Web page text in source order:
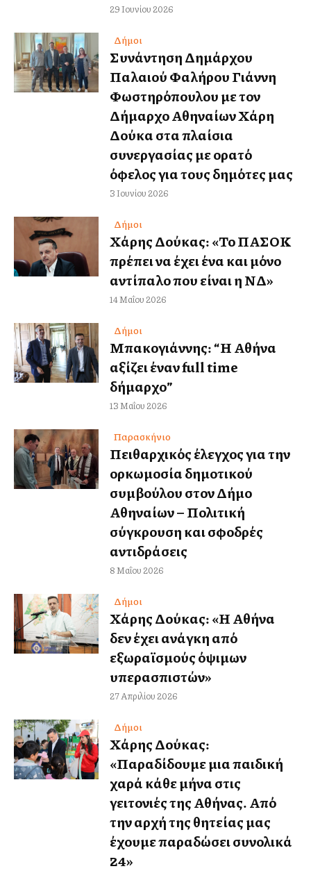
29 Ιουνίου 2026
Δήμοι
Συνάντηση Δημάρχου
Παλαιού Φαλήρου Γιάννη
Φωστηρόπουλου με τον
Δήμαρχο Αθηναίων Χάρη
Δούκα στα πλαίσια
συνεργασίας με ορατό
όφελος για τους δημότες μας
3 Ιουνίου 2026
Δήμοι
Χάρης Δούκας: «Το ΠΑΣΟΚ
πρέπει να έχει ένα και μόνο
αντίπαλο που είναι η ΝΔ»
14 Μαΐου 2026
Δήμοι
Μπακογιάννης: “Η Αθήνα
αξίζει έναν full time
δήμαρχο”
13 Μαΐου 2026
Παρασκήνιο
Πειθαρχικός έλεγχος για την
ορκωμοσία δημοτικού
συμβούλου στον Δήμο
Αθηναίων – Πολιτική
σύγκρουση και σφοδρές
αντιδράσεις
8 Μαΐου 2026
Δήμοι
Χάρης Δούκας: «Η Αθήνα
δεν έχει ανάγκη από
εξωραϊσμούς όψιμων
υπερασπιστών»
27 Απριλίου 2026
Δήμοι
Χάρης Δούκας:
«Παραδίδουμε μια παιδική
χαρά κάθε μήνα στις
γειτονιές της Αθήνας. Από
την αρχή της θητείας μας
έχουμε παραδώσει συνολικά
24»